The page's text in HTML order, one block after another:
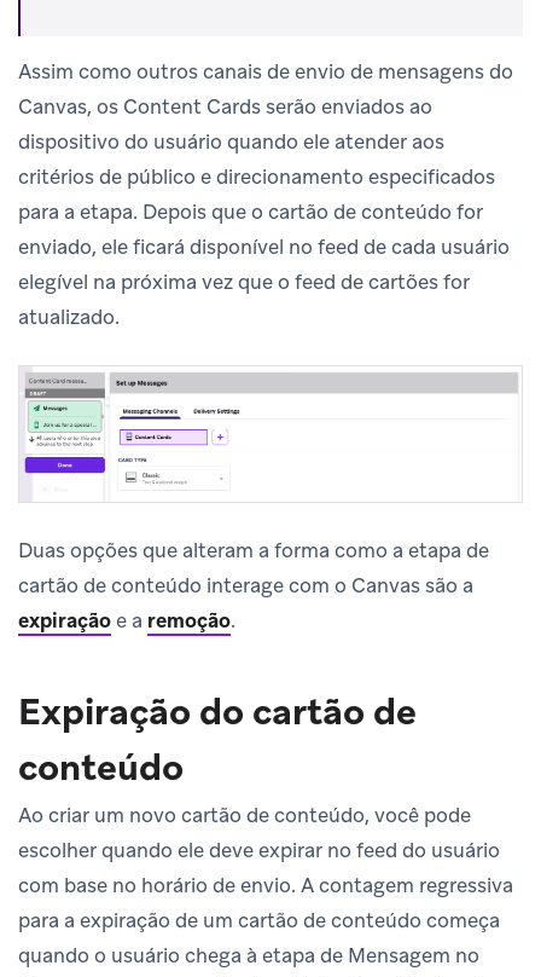
Assim como outros canais de envio de mensagens do
Canvas, os Content Cards serão enviados ao
dispositivo do usuário quando ele atender aos
critérios de público e direcionamento especificados
para a etapa. Depois que o cartão de conteúdo for
enviado, ele ficará disponível no feed de cada usuário
elegível na próxima vez que o feed de cartões for
atualizado.
Duas opções que alteram a forma como a etapa de
cartão de conteúdo interage com o Canvas são a
expiraçãoe a remoção.
Expiração do cartão de
conteúdo
Ao criar um novo cartão de conteúdo, você pode
escolher quando ele deve expirar no feed do usuário
com base no horário de envio. A contagem regressiva
para a expiração de um cartão de conteúdo começa
quando o usuário chega à etapa de Mensagem no